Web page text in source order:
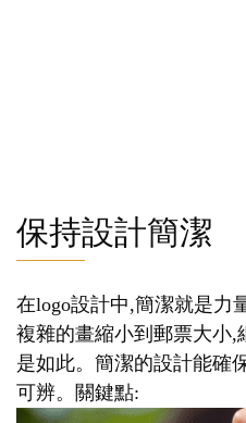
保持設計簡潔
在logo設計中,簡潔就是力
複雜的畫縮小到郵票大小,
是如此。簡潔的設計能確
可辨。關鍵點: